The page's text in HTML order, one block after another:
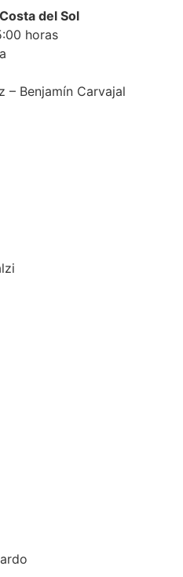
del Sol
horas
– Benjamín Carvajal